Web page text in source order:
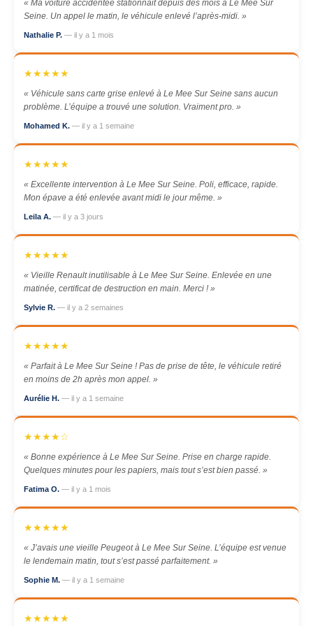
« Ma voiture accidentée stationnait depuis des mois à Le Mee Sur
Seine. Un appel le matin, le véhicule enlevé l’après-midi. »
Nathalie P. — il y a 1 mois
★★★★★
« Véhicule sans carte grise enlevé à Le Mee Sur Seine sans aucun
problème. L’équipe a trouvé une solution. Vraiment pro. »
Mohamed K. — il y a 1 semaine
★★★★★
« Excellente intervention à Le Mee Sur Seine. Poli, efficace, rapide.
Mon épave a été enlevée avant midi le jour même. »
Leila A. — il y a 3 jours
★★★★★
« Vieille Renault inutilisable à Le Mee Sur Seine. Enlevée en une
matinée, certificat de destruction en main. Merci ! »
Sylvie R. — il y a 2 semaines
★★★★★
« Parfait à Le Mee Sur Seine ! Pas de prise de tête, le véhicule retiré
en moins de 2h après mon appel. »
Aurélie H. — il y a 1 semaine
★★★★☆
« Bonne expérience à Le Mee Sur Seine. Prise en charge rapide.
Quelques minutes pour les papiers, mais tout s’est bien passé. »
Fatima O. — il y a 1 mois
★★★★★
« J’avais une vieille Peugeot à Le Mee Sur Seine. L’équipe est venue
le lendemain matin, tout s’est passé parfaitement. »
Sophie M. — il y a 1 semaine
★★★★★